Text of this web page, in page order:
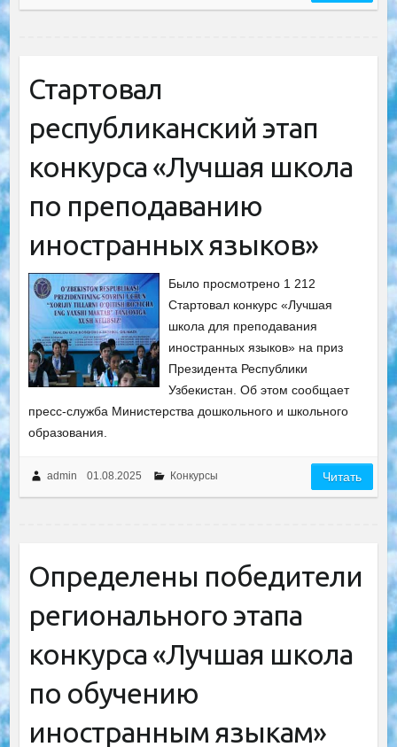
Стартовал
республиканский этап
конкурса «Лучшая школа
по преподаванию
иностранных языков»
Было просмотрено 1 212
Cтартовал конкурс «Лучшая
школа для преподавания
иностранных языков» на приз
Президента Республики
Узбекистан. Об этом сообщает
пресс-служба Министерства дошкольного и школьного
образования.
admin 01.08.2025 Конкурсы Читать
Определены победители
регионального этапа
конкурса «Лучшая школа
по обучению
иностранным языкам»